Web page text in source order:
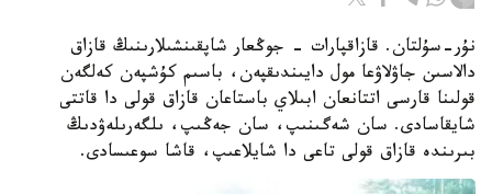
نۇر-سۇلتان. قازاقپارات - جوڭعار شاپقىنشىلارىنىڭ قازاق
دالاسىن جاۋلاۋعا مول دايىندىقپەن، باسىم كۇشپەن كەلگەن
قولىنا قارسى اتتانعان ابىلاي باستاعان قازاق قولى دا قاتتى
شايقاسادى. سان شەگىنىپ، سان جەڭىپ، ىلگەرىلەۋدىڭ
بىرىندە قازاق قولى تاعى دا شايلاعىپ، قاشا سوعىسادى.